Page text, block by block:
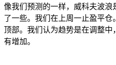
像我们预测的一样，威科夫波浪
了一些。我们在上周一止盈平
顶部。我们认为趋势是在调整
有增加。